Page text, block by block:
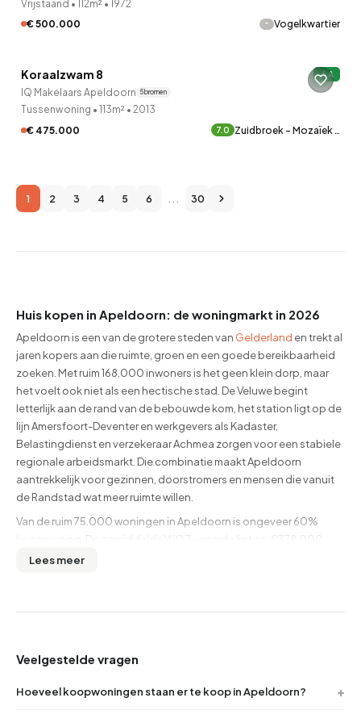
Vrijstaand • 112m² • 1972
€ 500.000
- Vogelkwartier
Koraalzwam 8 A
IQ Makelaars Apeldoorn 5 bronnen
Tussenwoning • 113m² • 2013
€ 475.000
7.0 Zuidbroek - Mozaïek …
1 2 3 4 5 6 ... 30
Huis kopen in Apeldoorn: de woningmarkt in 2026
Apeldoorn is een van de grotere steden van Gelderland en trekt al
jaren kopers aan die ruimte, groen en een goede bereikbaarheid
zoeken. Met ruim 168.000 inwoners is het geen klein dorp, maar
het voelt ook niet als een hectische stad. De Veluwe begint
letterlijk aan de rand van de bebouwde kom, het station ligt op de
lijn Amersfoort-Deventer en werkgevers als Kadaster,
Belastingdienst en verzekeraar Achmea zorgen voor een stabiele
regionale arbeidsmarkt. Die combinatie maakt Apeldoorn
aantrekkelijk voor gezinnen, doorstromers en mensen die vanuit
de Randstad wat meer ruimte willen.
Van de ruim 75.000 woningen in Apeldoorn is ongeveer 60%
koopwoning. De gemiddelde WOZ-waarde ligt op €378.000,
terwijl de gemiddelde verkoopprijs over de afgelopen twaalf
bandbreedte is groot: van circa €114.500 voor een compact
122 m². In totaal wisselden 916 woningen van eigenaar in het
stand van het aanbod, inclusief vraagprijzen en verkooptijden.
Lees meer
Veelgestelde vragen
Hoeveel koopwoningen staan er te koop in Apeldoorn?